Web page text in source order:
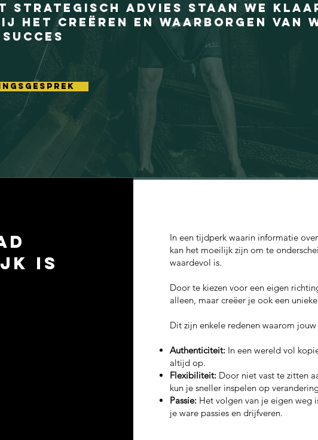
strategisch advies staan we
het creëren en waarborgen van
is
In een tijdperk waarin informatie
kan het moeilijk zijn om te
waardevol is.
Door te kiezen voor een eigen
alleen, maar creëer je ook een
Dit zijn enkele redenen waarom
Authenticiteit: In een wereld vol
altijd op.
Flexibiliteit: Door niet vast te zitten
kun je sneller inspelen op
Passie: Het volgen van je eigen weg
je ware passies en drijfveren.